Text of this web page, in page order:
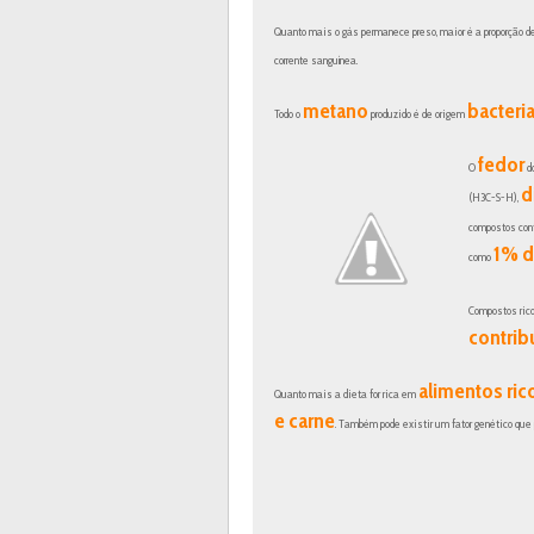
Quanto mais o gás permanece preso, maior é a proporção de
corrente sanguínea.
Todo o metano produzido é de origem
Ofedor
(H3C-S-H),
compostos
como1%
Compostos
Quanto mais a dieta for rica em alimentos
e carne. Também pode existir um fator genético